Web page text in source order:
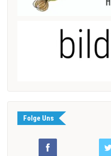
Folge Uns